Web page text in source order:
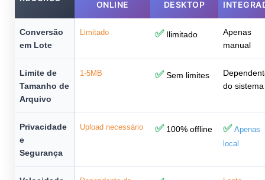
ONLINE
DESKTOP
Conversão
em Lote
Limitado ✅Ilimitado
Apenas
manual
Limite de
Tamanho de
Arquivo
1-5MB ✅Sem limites
do sistema
Privacidade
e
Segurança
Upload necessário ✅100% offline ✅ Apenas
local